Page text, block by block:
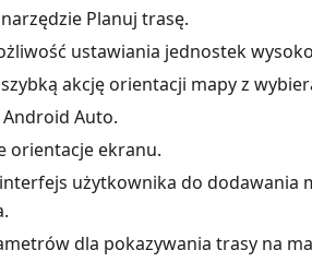
Planuj trasę.
ustawiania jednostek
akcję orientacji mapy z
Auto.
orientacje ekranu.
użytkownika do
dla pokazywania trasy na